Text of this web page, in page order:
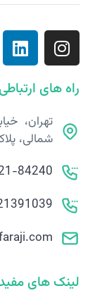
راه های
تهران،
شمالی، پلاک 140، طبقه
84240
لینک های